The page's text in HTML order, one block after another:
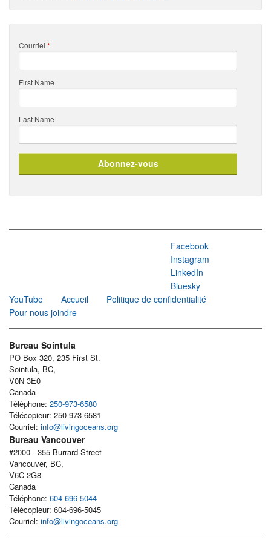
Courriel *
First Name
Last Name
Facebook
Instagram
LinkedIn
Bluesky
YouTube
Accueil
Politique de confidentialité
Pour nous joindre
Bureau Sointula
PO Box 320, 235 First St.
Sointula, BC,
V0N 3E0
Canada
Téléphone: 250-973-6580
Télécopieur: 250-973-6581
Courriel: info@livingoceans.org
Bureau Vancouver
#2000 - 355 Burrard Street
Vancouver, BC,
V6C 2G8
Canada
Téléphone: 604-696-5044
Télécopieur: 604-696-5045
Courriel: info@livingoceans.org